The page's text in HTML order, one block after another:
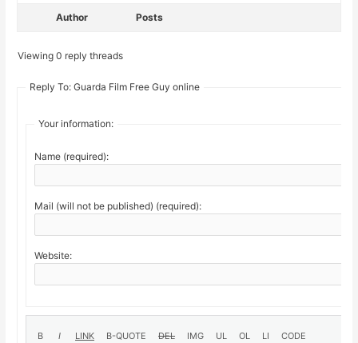
Author Posts
Viewing 0 reply threads
Reply To: Guarda Film Free Guy online
Your information:
Name (required):
Mail (will not be published) (required):
Website: